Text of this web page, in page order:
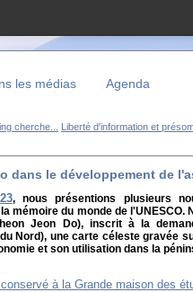
les médias Agenda
cherche... Liberté d'information et
dans le développement de
, nous présentions plusieurs
mémoire du monde de l'UNESCO.
Jeon Do), inscrit à la
Nord), une carte céleste gravée
et son utilisation dans la